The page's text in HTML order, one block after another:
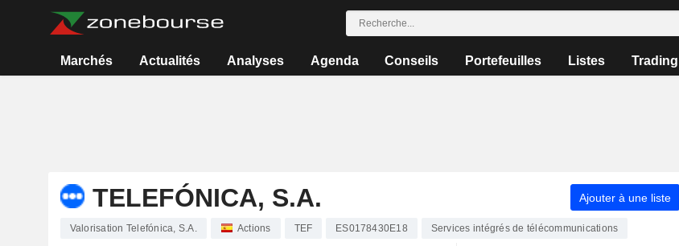
Marchés Actualités Analyses Agenda Conseils Portefeuilles Listes Trading
TELEFÓNICA, S.A. Ajouter à une liste
Valorisation Telefónica, S.A. Actions TEF ES0178430E18 Services intégrés de télécommunications